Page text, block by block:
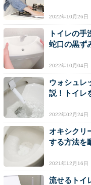
2022年10月26日
トイレの
蛇口の黒ず
2022年10月04日
ウォシュレ
説！トイレ
2022年02月24日
オキシクリ
する方法を
2021年12月16日
流せるトイ